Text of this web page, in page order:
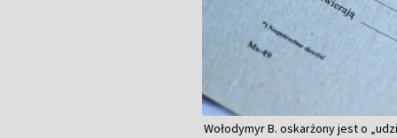
Wołodymyr B. oskarżony jest o